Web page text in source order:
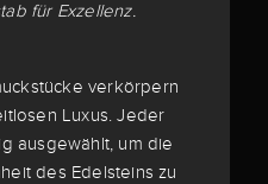
für Exzellenz.
verkörpern
Luxus. Jeder
ausgewählt, um die
des Edelsteins zu